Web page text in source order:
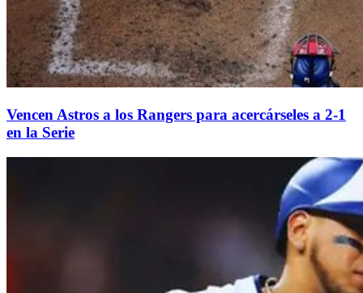
Vencen Astros a los Rangers para acercárseles a 2-1
en la Serie